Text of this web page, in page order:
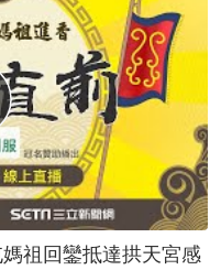
祖回鑾抵達拱天宮感